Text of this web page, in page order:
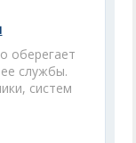
оберегает
службы.
систем